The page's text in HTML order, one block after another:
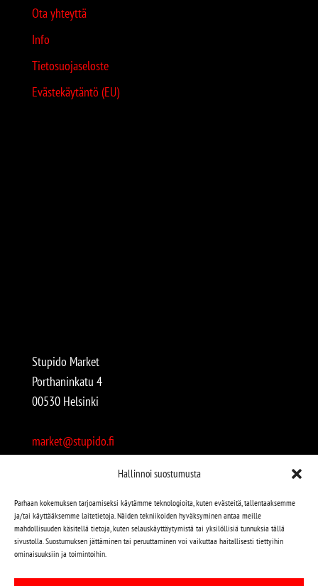
Hallinnoi suostumusta
Parhaan kokemuksen tarjoamiseksi käytämme teknologioita, kuten evästeitä, tallentaaksemme
ja/tai käyttääksemme laitetietoja. Näiden tekniikoiden hyväksyminen antaa meille
mahdollisuuden käsitellä tietoja, kuten selauskäyttäytymistä tai yksilöllisiä tunnuksia tällä
sivustolla. Suostumuksen jättäminen tai peruuttaminen voi vaikuttaa haitallisesti tiettyihin
ominaisuuksiin ja toimintoihin.
Ota yhteyttä
Info
Tietosuojaseloste
Evästekäytäntö (EU)
Stupido Market
Porthaninkatu 4
00530 Helsinki
market@stupido.fi
Avoinna:
arkisin 12-18
lauantaisin 12-17
Stupido löytyy myös kivijalasta!